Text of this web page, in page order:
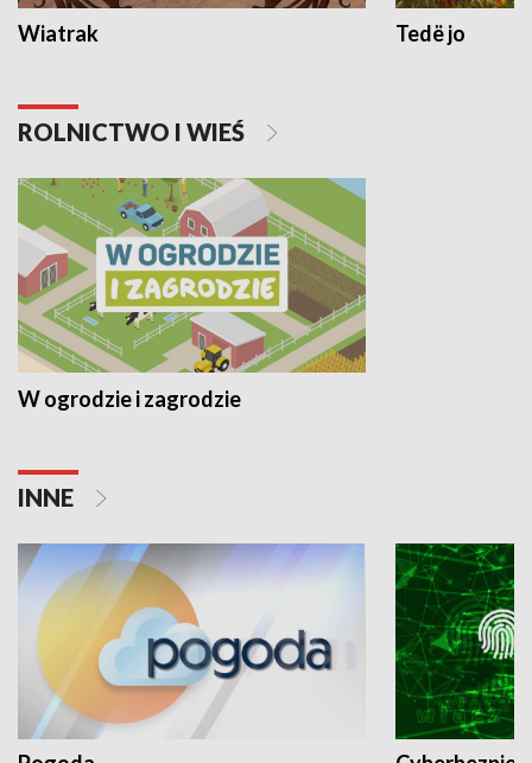
Wiatrak Tedë jo
ROLNICTWO I WIEŚ
W ogrodzie i zagrodzie
INNE